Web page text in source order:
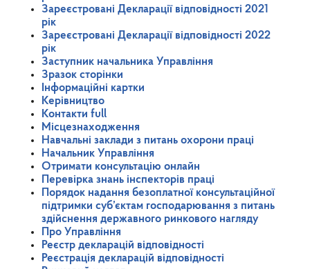
Зареєстровані Декларації відповідності 2021
рік
Зареєстровані Декларації відповідності 2022
рік
Заступник начальника Управління
Зразок сторінки
Інформаційні картки
Керівництво
Контакти full
Місцезнаходження
Навчальні заклади з питань охорони праці
Начальник Управління
Отримати консультацію онлайн
Перевірка знань інспекторів праці
Порядок надання безоплатної консультаційної
підтримки суб’єктам господарювання з питань
здійснення державного ринкового нагляду
Про Управління
Реєстр декларацій відповідності
Реєстрація декларацій відповідності